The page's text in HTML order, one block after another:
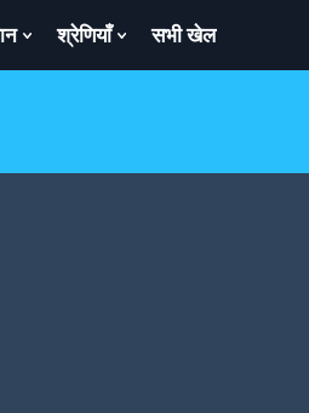
Show
Submenu
श्रेणियाँ
Show
Submenu
सभी खेल